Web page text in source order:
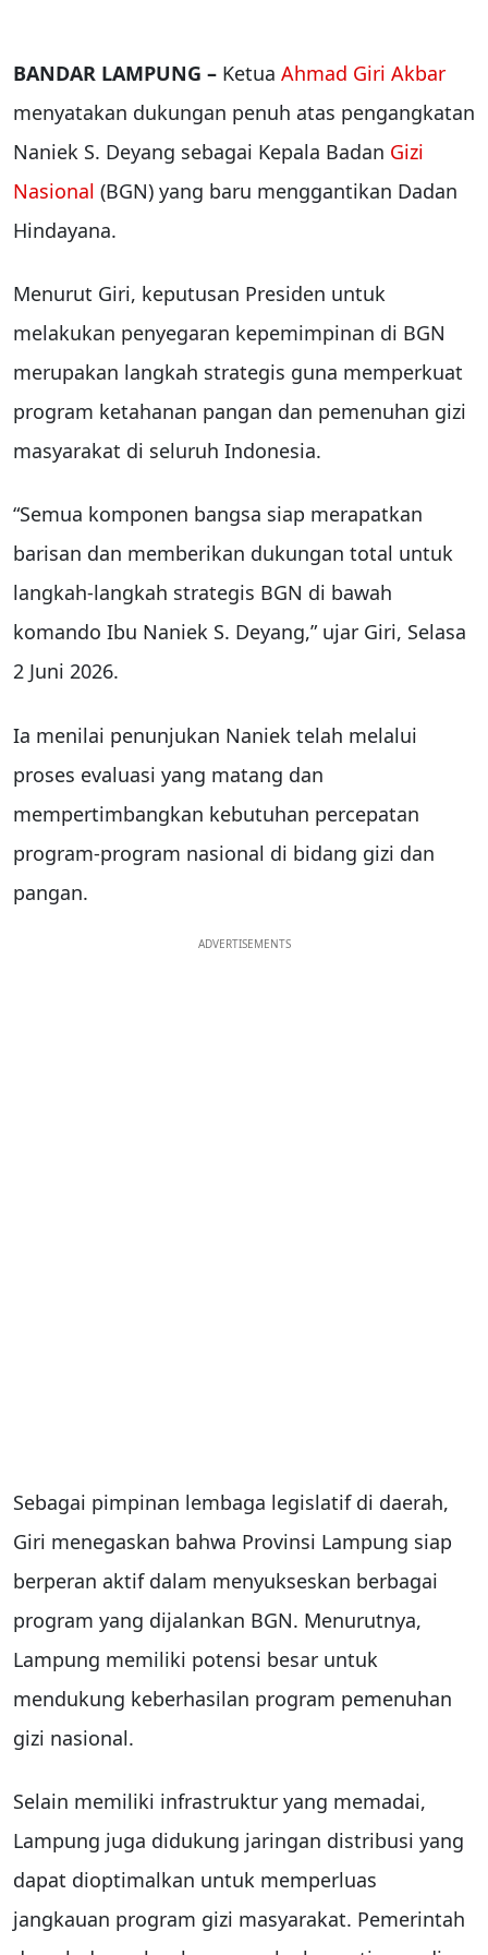
BANDAR LAMPUNG – Ketua Ahmad Giri Akbar
menyatakan dukungan penuh atas pengangkatan
Naniek S. Deyang sebagai Kepala Badan Gizi
Nasional (BGN) yang baru menggantikan Dadan
Hindayana.
Menurut Giri, keputusan Presiden untuk
melakukan penyegaran kepemimpinan di BGN
merupakan langkah strategis guna memperkuat
program ketahanan pangan dan pemenuhan gizi
masyarakat di seluruh Indonesia.
“Semua komponen bangsa siap merapatkan
barisan dan memberikan dukungan total untuk
langkah-langkah strategis BGN di bawah
komando Ibu Naniek S. Deyang,” ujar Giri, Selasa
2 Juni 2026.
Ia menilai penunjukan Naniek telah melalui
proses evaluasi yang matang dan
mempertimbangkan kebutuhan percepatan
program-program nasional di bidang gizi dan
pangan.
ADVERTISEMENTS
Sebagai pimpinan lembaga legislatif di daerah,
Giri menegaskan bahwa Provinsi Lampung siap
berperan aktif dalam menyukseskan berbagai
program yang dijalankan BGN. Menurutnya,
Lampung memiliki potensi besar untuk
mendukung keberhasilan program pemenuhan
gizi nasional.
Selain memiliki infrastruktur yang memadai,
Lampung juga didukung jaringan distribusi yang
dapat dioptimalkan untuk memperluas
jangkauan program gizi masyarakat. Pemerintah